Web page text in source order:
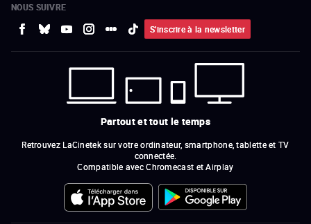
NOUS SUIVRE
S'inscrire à la newsletter
Partout et tout le temps
Retrouvez LaCinetek sur votre ordinateur, smartphone, tablette et TV
connectée.
Compatible avec Chromecast et Airplay